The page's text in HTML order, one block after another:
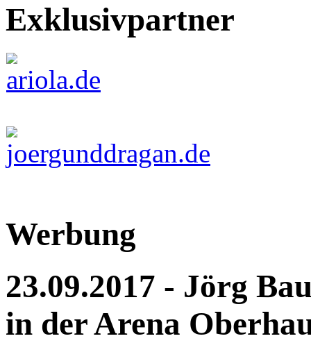
Exklusivpartner
Werbung
23.09.2017 - Jörg
in der Arena